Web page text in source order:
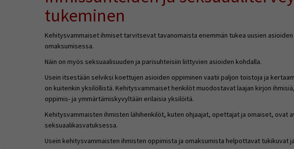
tukeminen
Kehitysvammaiset ihmiset tarvitsevat tavanomaista enemmän tukea uusien
omaksumisessa.
Näin on myös seksuaalisuuden ja parisuhteisiin liittyvien asioiden kohdalla.
Usein itsestään selviksi koettujen asioiden oppiminen vaatii paljon toistoja ja
on kuitenkin yksilöllistä. Kehitysvammaiset henkilöt muodostavat laajan kirjon
oppimis- ja ymmärtämiskyvyltään erilaisia yksilöitä.
Kehitysvammaisten ihmisten lähihenkilöt, kuten ohjaajat, opettajat ja omaiset, ovat
seksuaalikasvatuksessa.
Usein kehitysvammaisten ihmisten oppimista ja omaksumista helpottavat tukikuvat